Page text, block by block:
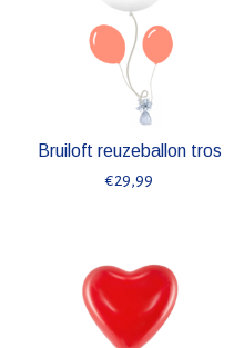
Bruiloft reuzeballon tros
€29,99